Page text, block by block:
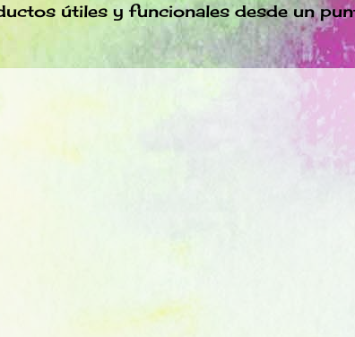
útiles y funcionales desde un